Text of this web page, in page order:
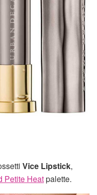
Vice Lipstick,
Petite Heatpalette.